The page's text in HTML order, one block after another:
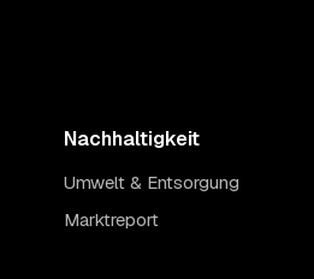
Nachhaltigkeit
Umwelt & Entsorgung
Marktreport